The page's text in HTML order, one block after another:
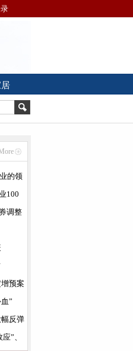
More
的领
100
调整
预案
”
反弹
”、